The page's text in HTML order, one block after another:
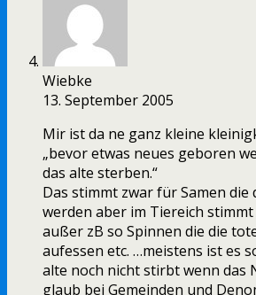
Wiebke
13. September 2005
Mir ist da ne ganz kleine
„bevor etwas neues geboren
das alte sterben.“
Das stimmt zwar für Samen die
werden aber im Tiereich
außer zB so Spinnen die die
aufessen etc. …meistens ist es
alte noch nicht stirbt wenn das
glaub bei Gemeinden und